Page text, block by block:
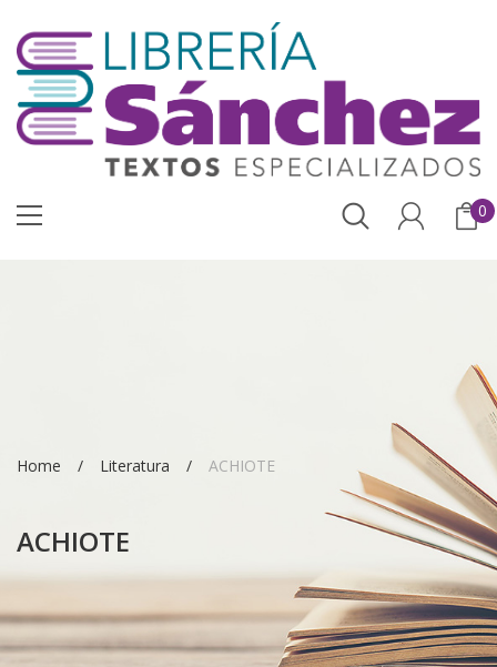
0
Home Literatura ACHIOTE
ACHIOTE